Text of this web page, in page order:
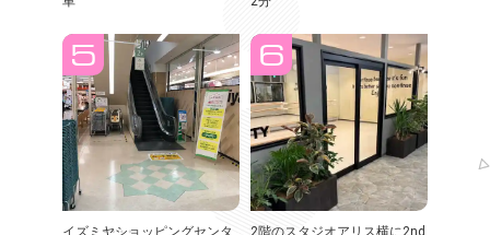
イズミヤショッピングセンタ
2階のスタジオアリス横に2nd